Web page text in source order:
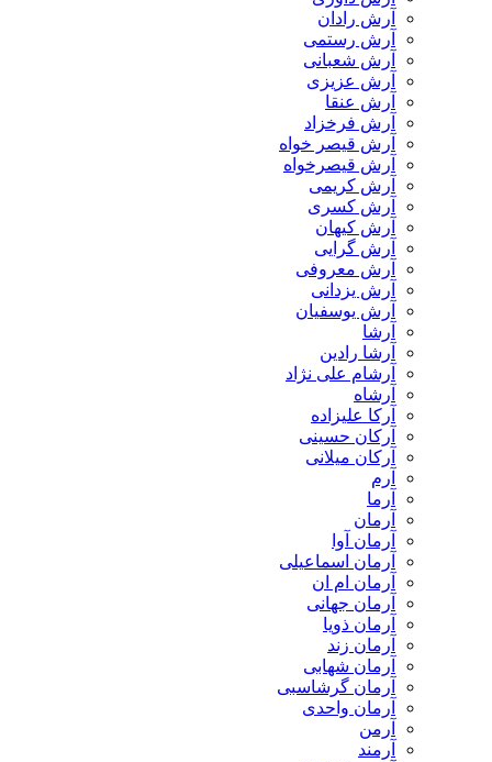
آرش رادان
آرش رستمى
آرش شعبانی
آرش عزیزی
آرش عنقا
آرش فرخزاد
آرش قیصر خواه
آرش قیصرخواه
آرش کریمی
آرش کسری
آرش کیهان
آرش گرایی
آرش معروفی
آرش یزدانی
آرش یوسفیان
آرشا
آرشا رادین
آرشام علی نژاد
آرشاه
آرکا علیزاده
آرکان حسینی
آرکان میلانی
آرم
آرما
آرمان
آرمان آوا
آرمان اسماعیلی
آرمان ام ان
آرمان جهانی
آرمان ذویا
آرمان زند
آرمان شهابی
آرمان گرشاسبی
آرمان واحدی
آرمن
آرمند